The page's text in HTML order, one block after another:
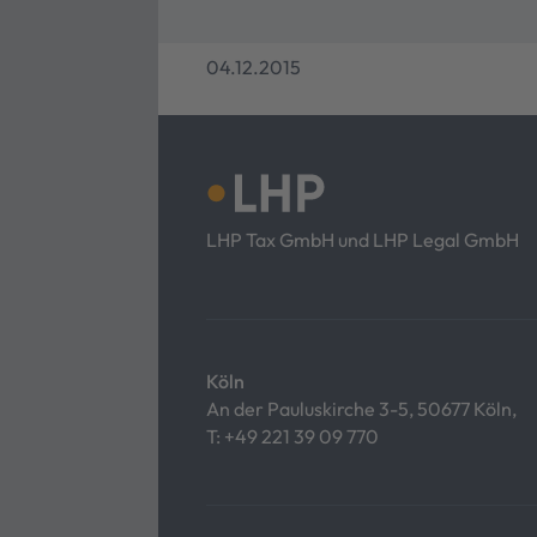
04.12.2015
LHP Tax GmbH und LHP Legal GmbH
Köln
An der Pauluskirche 3-5, 50677 Köln,
T: +49 221 39 09 770